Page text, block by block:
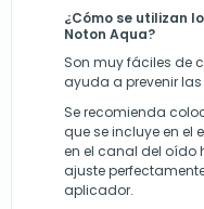
¿Cómo se utilizan
Noton Aqua?
Son muy fáciles de
ayuda a prevenir
Se recomienda
que se incluye en el
en el canal del oído
ajuste
aplicador.